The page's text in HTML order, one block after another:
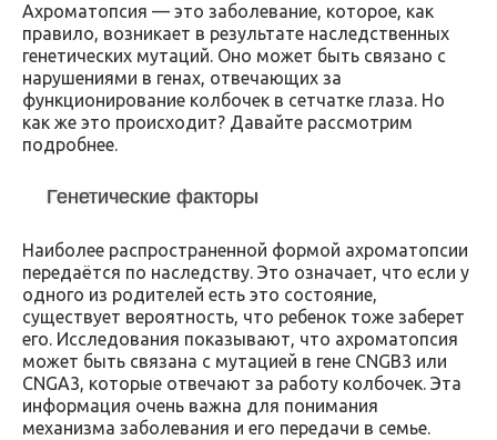
Ахроматопсия — это заболевание, которое, как
правило, возникает в результате наследственных
генетических мутаций. Оно может быть связано с
нарушениями в генах, отвечающих за
функционирование колбочек в сетчатке глаза. Но
как же это происходит? Давайте рассмотрим
подробнее.
Генетические факторы
Наиболее распространенной формой ахроматопсии
передаётся по наследству. Это означает, что если у
одного из родителей есть это состояние,
существует вероятность, что ребенок тоже заберет
его. Исследования показывают, что ахроматопсия
может быть связана с мутацией в гене CNGB3 или
CNGA3, которые отвечают за работу колбочек. Эта
информация очень важна для понимания
механизма заболевания и его передачи в семье.